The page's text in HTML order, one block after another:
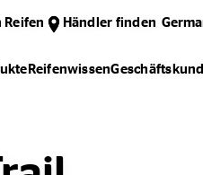
Reifen Händler finden
Reifenwissen